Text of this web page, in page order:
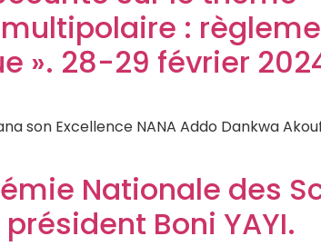
:
». 28-29 février
son Excellence NANA Addo Dankwa
Nationale des
Boni YAYI.